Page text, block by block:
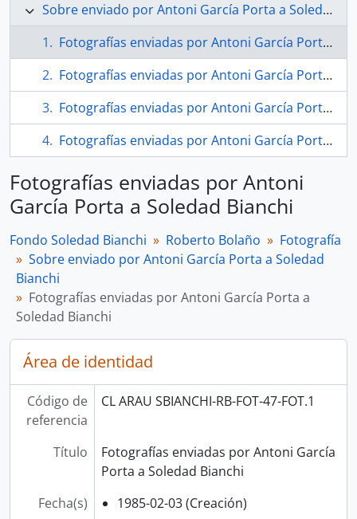
Sobre enviado por Antoni García Porta a Soledad Bianchi
Fotografías enviadas por Antoni García Porta a Soledad Bianchi
Fotografías enviadas por Antoni García Porta a Soledad Bianchi
Fotografías enviadas por Antoni García Porta a Soledad Bianchi
Fotografías enviadas por Antoni García Porta a Soledad Bianchi
Fotografías enviadas por Antoni
García Porta a Soledad Bianchi
Fondo Soledad Bianchi Roberto Bolaño
Fotografía
Sobre enviado por Antoni García Porta a Soledad
Bianchi
Fotografías enviadas por Antoni García Porta a
Soledad Bianchi
Área de identidad
Código de
referencia
CL ARAU SBIANCHI-RB-FOT-47-FOT.1
Título
Fotografías enviadas por Antoni García
Porta a Soledad Bianchi
Fecha(s)
1985-02-03 (Creación)